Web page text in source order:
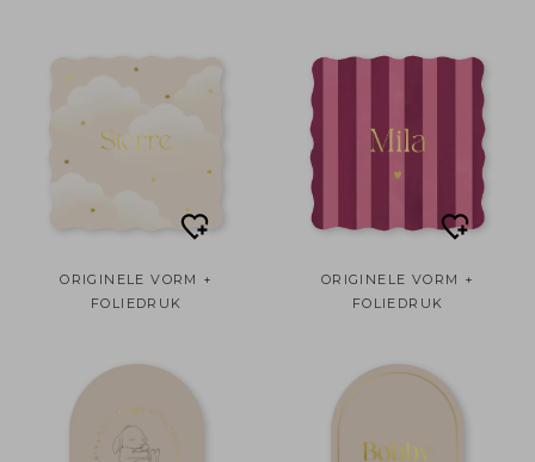
ORIGINELE VORM +
FOLIEDRUK
ORIGINELE VORM +
FOLIEDRUK